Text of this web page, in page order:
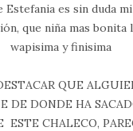
Estefania es sin duda
que niña mas bonita
wapisima y finisima
QUE
DE DONDE HA
ESTE CHALECO,